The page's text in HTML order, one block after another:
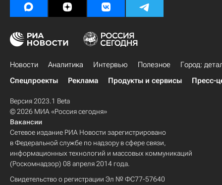
Новости Аналитика Интервью Полезное
Город:
Спецпроекты
Реклама Продукты и сервисы Пресс-
Версия 2023.1 Beta
© 2026 МИА «Россия сегодня»
Вакансии
Сетевое издание РИА Новости зарегистрировано
в Федеральной службе по надзору в сфере связи,
информационных технологий и массовых коммуникаций
(Роскомнадзор) 08 апреля 2014 года.
Свидетельство о регистрации Эл № ФС77-57640